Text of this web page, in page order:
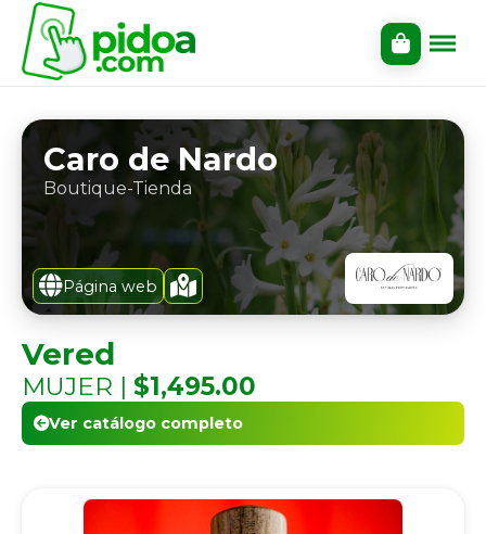
Caro de Nardo
Boutique-Tienda
Página web
Vered
MUJER | $1,495.00
Ver catálogo completo